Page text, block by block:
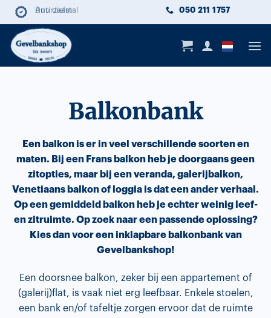
inhoud
Anti diefstal
Duurzaam
Lange levensduur 050 211 1757
Balkonbank
Een balkon is er in veel verschillende soorten en
maten. Bij een Frans balkon heb je doorgaans geen
zitopties, maar bij een veranda, galerijbalkon,
Venetiaans balkon of loggia is dat een ander verhaal.
Op een gemiddeld balkon heb je echter weinig leef-
en zitruimte. Op zoek naar een passende oplossing?
Kies dan voor een inklapbare balkonbank van
Gevelbankshop!
Een doorsnee balkon, zeker bij een appartement of
(galerij)flat, is vaak niet erg leefbaar. Enkele stoelen,
een bank en/of tafeltje zorgen ervoor dat de ruimte